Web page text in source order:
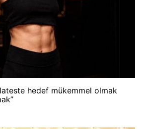
hedef mükemmel olmak